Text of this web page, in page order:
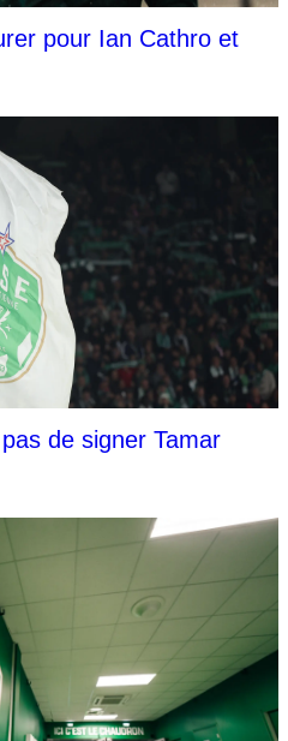
pour Ian Cathro et
de signer Tamar